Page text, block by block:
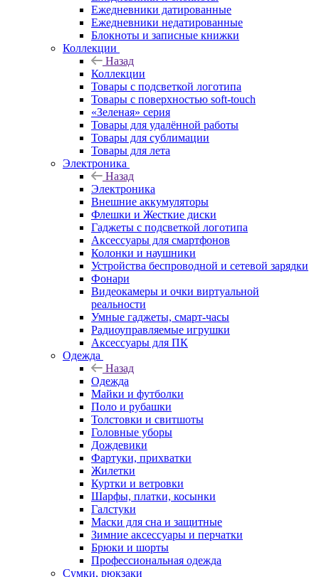
Ежедневники датированные
Ежедневники недатированные
Блокноты и записные книжки
Коллекции
Назад
Коллекции
Товары с подсветкой логотипа
Товары с поверхностью soft-touch
«Зеленая» серия
Товары для удалённой работы
Товары для сублимации
Товары для лета
Электроника
Назад
Электроника
Внешние аккумуляторы
Флешки и Жесткие диски
Гаджеты с подсветкой логотипа
Аксессуары для смартфонов
Колонки и наушники
Устройства беспроводной и сетевой зарядки
Фонари
Видеокамеры и очки виртуальной
реальности
Умные гаджеты, смарт-часы
Радиоуправляемые игрушки
Аксессуары для ПК
Одежда
Назад
Одежда
Майки и футболки
Поло и рубашки
Толстовки и свитшоты
Головные уборы
Дождевики
Фартуки, прихватки
Жилетки
Куртки и ветровки
Шарфы, платки, косынки
Галстуки
Маски для сна и защитные
Зимние аксессуары и перчатки
Брюки и шорты
Профессиональная одежда
Сумки, рюкзаки